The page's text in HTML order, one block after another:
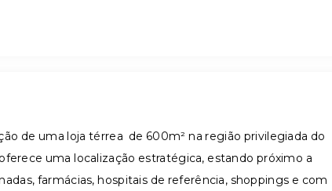
de uma loja térrea de 600m² na região privilegiada do
uma localização estratégica, estando próximo a
farmácias, hospitais de referência, shoppings e com